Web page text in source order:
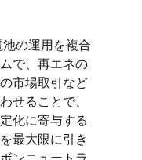
の運用を複合
で、再エネの
市場取引など
せることで、
化に寄与する
最大限に引き